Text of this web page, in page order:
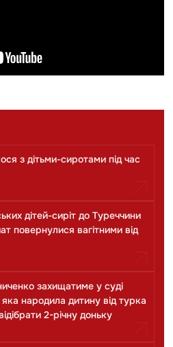
з дітьми-сиротами під час
дітей-сиріт до Туреччини
повернулися вагітними від
захищатиме у суді
народила дитину від турка
2-річну доньку